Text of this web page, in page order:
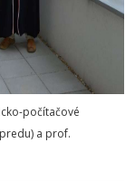
počítačové
a prof.